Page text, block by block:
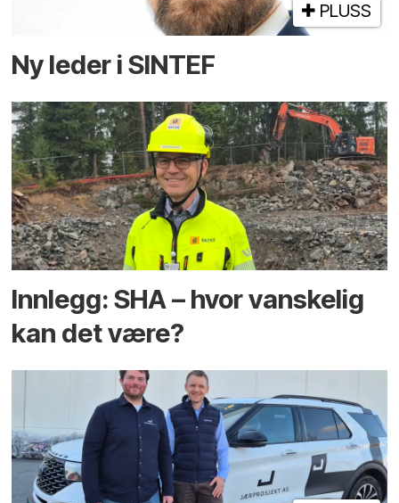
PLUSS
Ny leder i SINTEF
Innlegg: SHA – hvor vanskelig
kan det være?